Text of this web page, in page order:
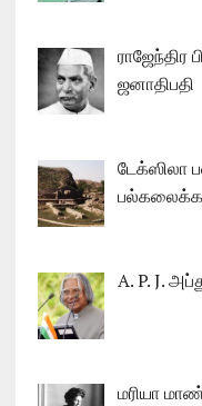
ராஜேந்திர
ஜனாதிபதி
டேக்ஸிலா
A. P. J.
மரியா